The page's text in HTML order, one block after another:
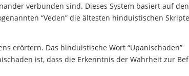
verbunden sind. Dieses System basiert auf den
“Veden” die ältesten hinduistischen
erörtern. Das hinduistische Wort “Upanischaden”
ist, dass die Erkenntnis der Wahrheit zur